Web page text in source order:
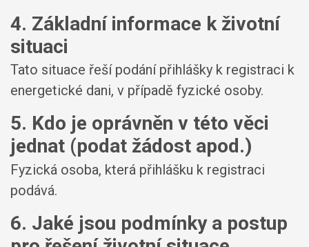
4. Základní informace k životní
situaci
Tato situace řeší podání přihlášky k registraci k
energetické dani, v případě fyzické osoby.
5. Kdo je oprávněn v této věci
jednat (podat žádost apod.)
Fyzická osoba, která přihlášku k registraci
podává.
6. Jaké jsou podmínky a postup